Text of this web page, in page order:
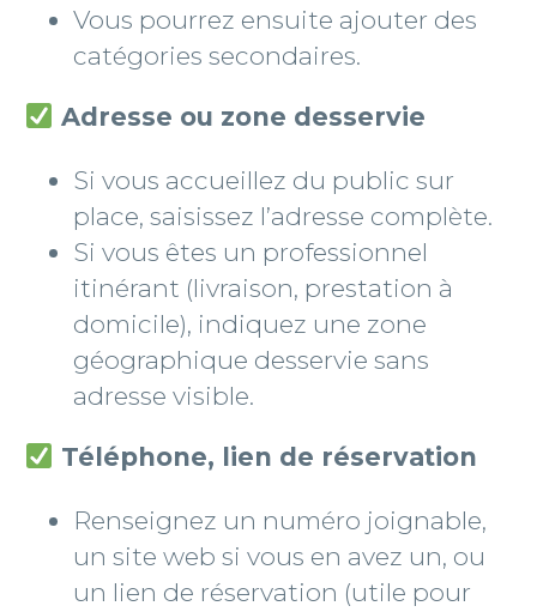
Vous pourrez ensuite ajouter des
catégories secondaires.
Adresse ou zone desservie
Si vous accueillez du public sur
place, saisissez l’adresse complète.
Si vous êtes un professionnel
itinérant (livraison, prestation à
domicile), indiquez une zone
géographique desservie sans
adresse visible.
Téléphone, lien de réservation
Renseignez un numéro joignable,
un site web si vous en avez un, ou
un lien de réservation (utile pour